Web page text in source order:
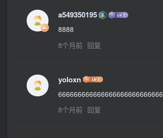
a549350195
8888
8个月前 回复
yoloxn
666666666666666666666666666
8个月前 回复